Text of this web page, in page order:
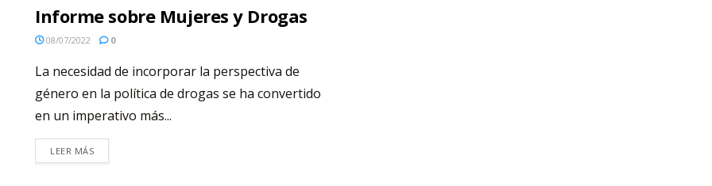
Informe sobre Mujeres y Drogas
08/07/2022 0
La necesidad de incorporar la perspectiva de
género en la política de drogas se ha convertido
en un imperativo más...
LEER MÁS